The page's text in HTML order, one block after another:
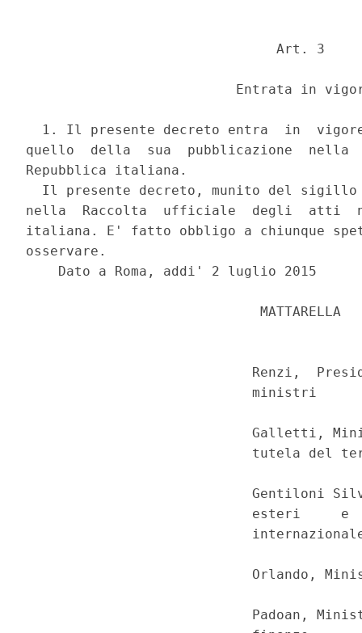
                               Art. 3
Entrata in
1. Il presente decreto entra  in
quello  della  sua  pubblicazione
Repubblica italiana.
Il presente decreto, munito del
nella  Raccolta  ufficiale  degli  atti
italiana. E' fatto obbligo a chiunque
osservare.
    Dato a Roma, addi' 2 luglio 2015
                             MATTARELLA
Renzi,
                            ministri
Galletti,
tutela del
Gentiloni
esteri     e
Orlando,
Padoan,